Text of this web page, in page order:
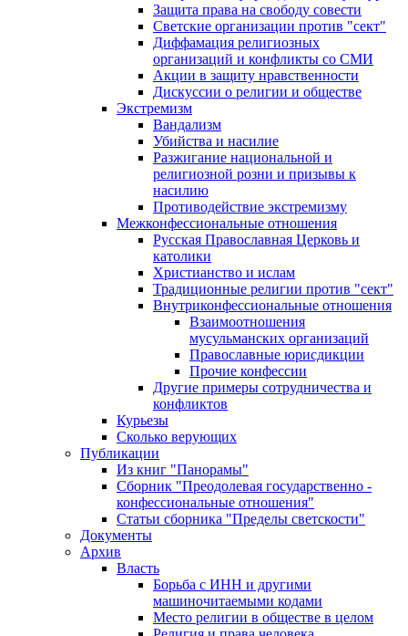
Защита права на свободу совести
Светские организации против "сект"
Диффамация религиозных
организаций и конфликты со СМИ
Акции в защиту нравственности
Дискуссии о религии и обществе
Экстремизм
Вандализм
Убийства и насилие
Разжигание национальной и
религиозной розни и призывы к
насилию
Противодействие экстремизму
Межконфессиональные отношения
Русская Православная Церковь и
католики
Христианство и ислам
Традиционные религии против "сект"
Внутриконфессиональные отношения
Взаимоотношения
мусульманских организаций
Православные юрисдикции
Прочие конфессии
Другие примеры сотрудничества и
конфликтов
Курьезы
Сколько верующих
Публикации
Из книг "Панорамы"
Сборник "Преодолевая государственно -
конфессиональные отношения"
Статьи сборника "Пределы светскости"
Документы
Архив
Власть
Борьба с ИНН и другими
машиночитаемыми кодами
Место религии в обществе в целом